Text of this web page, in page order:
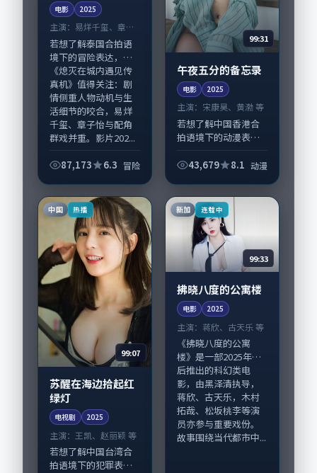
电影 2025
主演： 易烊千玺、章子
怡 等
若想了解泰国合拍语
境下的冒险表达，
《熄灭在城内遇见传
真机》值得关注：剧
情侧重人物动机与生
活细节的咬合，易烊
千玺、章子怡与配角
群戏并重。影片202...
87,173 6.3 冒险
99:31
午夜五分的备忘录
电影 2025
主演： 宋康昊、黄渤 等
若想了解中国香港合
拍语境下的动漫表
忘录》值得关注：剧
昊、黄渤与配角群戏
并重。影片2025年...
43,679 8.1 动漫
中国 热播
99:07
苏醒在海边拾起红
绿灯
电视剧 2025
主演： 王凯、赵丽颖 等
若想了解中国台湾合
拍语境下的犯罪表
新加 连载中
99:33
拂晓八度的公寓楼
电影 2025
主演： 蒋欣、古天乐 等
《拂晓八度的公寓
楼》是一部2025年前
后推出的科幻类电
影，由黑泽清执导，
蒋欣、古天乐，木村
拓哉、松坂桃李等演
员亦参与重要戏份。
故事围绕当代都市中...